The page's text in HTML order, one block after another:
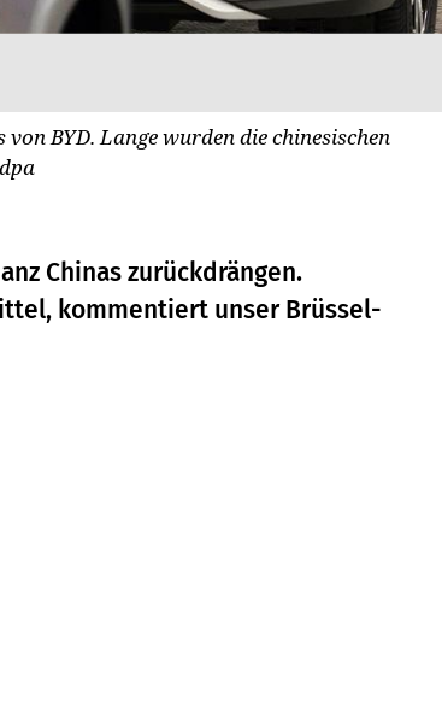
BYD. Lange wurden die chinesischen
Chinas zurückdrängen.
kommentiert unser Brüssel-